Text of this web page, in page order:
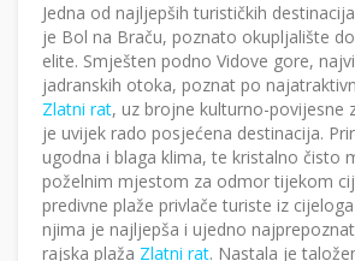
Jedna od najljepših turističkih
je Bol na Braču, poznato okupljalište
elite. Smješten podno Vidove gore,
jadranskih otoka, poznat po
Zlatni rat, uz brojne kulturno-povijesne
je uvijek rado posjećena destinacija.
ugodna i blaga klima, te kristalno čisto
poželnim mjestom za odmor tijekom
predivne plaže privlače turiste iz
njima je najljepša i ujedno
rajska plaža Zlatni rat. Nastala je